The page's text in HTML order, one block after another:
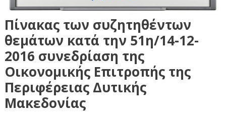
Πίνακας των συζητηθέντων
θεμάτων κατά την 51η/14-12-
2016 συνεδρίαση της
Οικονομικής Επιτροπής της
Περιφέρειας Δυτικής
Μακεδονίας